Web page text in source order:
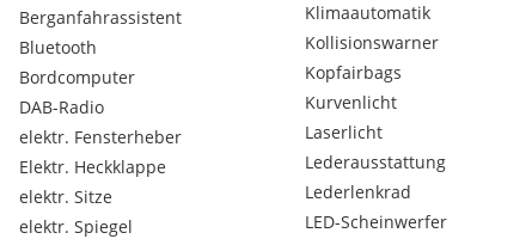
ZUSATZLEISTUNG:
- Finanzierung auch ohne Anzahlung bei entsprechender Bonität
- Garantie bis zu 36 Monate gegen Aufpreis
- Auslieferung Österreichweit gegen Aufpreis
- Inzahlungnahme bzw. Eintausch Ihres Fahrzeuges
FINANZIERUNGSARTEN:
- Kredit
- Leasing
Berganfahrassistent
Bluetooth
Bordcomputer
DAB-Radio
elektr. Fensterheber
Elektr. Heckklappe
elektr. Sitze
elektr. Spiegel
Klimaautomatik
Kollisionswarner
Kopfairbags
Kurvenlicht
Laserlicht
Lederausstattung
Lederlenkrad
LED-Scheinwerfer